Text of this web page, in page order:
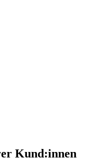
Kund:innen